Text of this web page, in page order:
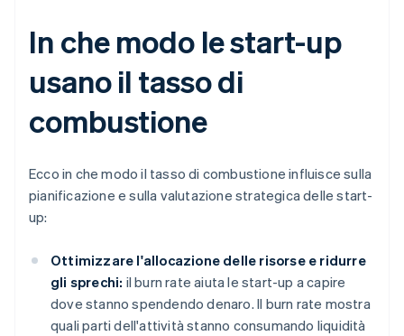
In che modo le start-up
usano il tasso di
combustione
Ecco in che modo il tasso di combustione influisce sulla
pianificazione e sulla valutazione strategica delle start-
up:
Ottimizzare l'allocazione delle risorse e ridurre
gli sprechi: il burn rate aiuta le start-up a capire
dove stanno spendendo denaro. Il burn rate mostra
quali parti dell'attività stanno consumando liquidità